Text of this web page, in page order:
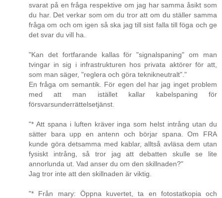
svarat på en fråga respektive om jag har samma åsikt som
du har. Det verkar som om du tror att om du ställer samma
fråga om och om igen så ska jag till sist falla till föga och ge
det svar du vill ha.
"Kan det fortfarande kallas för "signalspaning" om man
tvingar in sig i infrastrukturen hos privata aktörer för att,
som man säger, "reglera och göra teknikneutralt"."
En fråga om semantik. För egen del har jag inget problem
med att man istället kallar kabelspaning för
försvarsunderrättelsetjänst.
"* Att spana i luften kräver inga som helst intrång utan du
sätter bara upp en antenn och börjar spana. Om FRA
kunde göra detsamma med kablar, alltså avläsa dem utan
fysiskt intrång, så tror jag att debatten skulle se lite
annorlunda ut. Vad anser du om den skillnaden?"
Jag tror inte att den skillnaden är viktig.
"* Från mary: Öppna kuvertet, ta en fotostatkopia och